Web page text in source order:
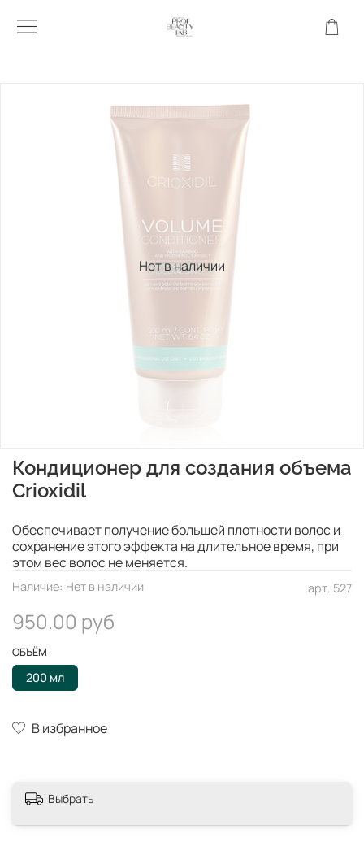
Нет в наличии
арт. 527
Наличие: Нет в наличии
Кондиционер для создания объема
Crioxidil
950.00 руб
В избранное
ОБЪЁМ
200 мл
Обеспечивает получение большей плотности волос и
сохранение этого эффекта на длительное время, при
этом вес волос не меняется.
Выбрать